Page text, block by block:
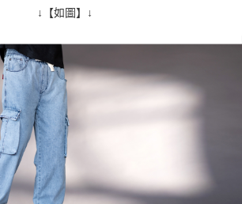
取消欲退款等相關疑問，請聯繫「AFTEE先享後付
有限公司提供之「AFTEE先享後付」服務完成之交
範圍內提供個人資料，並將交易相關給付款項請求債
有限公司。
宜，請瀏覽以下網址：
先徵得法定代理人或監護人之同意方可使用
若未經同意申辦者引起之損失，本公司不負相關責
後付」時，將依據個別帳號之用戶狀況，依本公司即
額度；若仍有額度不足之情形，本公司將視審查結果
含以上)免運費
含以上)免運費
↓【如圖】↓